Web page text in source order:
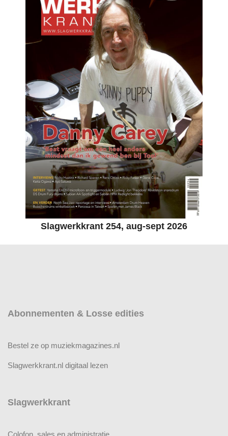
Slagwerkkrant 254, aug-sept 2026
Abonnementen & Losse edities
Bestel ze op muziekmagazines.nl
Slagwerkkrant.nl digitaal lezen
Slagwerkkrant
Colofon, sales en administratie